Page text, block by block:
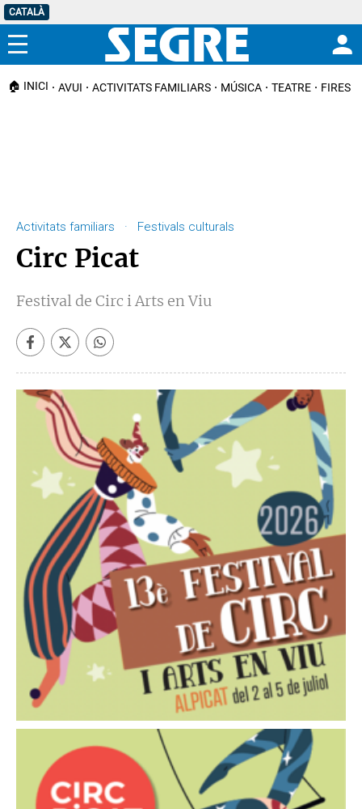
CATALÀ
Menú
🏠 INICI AVUI ACTIVITATS FAMILIARS MÚSICA TEATRE FIRES I
Activitats familiars · Festivals culturals
Circ Picat
Festival de Circ i Arts en Viu